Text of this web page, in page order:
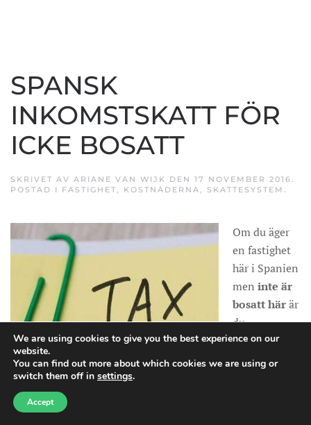
SPANSK
INKOMSTSKATT FÖR
ICKE BOSATT
SKRIVET AV ARIANE VAN WIJK DEN 17 NOVEMBER 2016.
POSTAD I FASTIGHET, KOSTNADERNA, SKATTESYSTEM .
Om du äger
en fastighet
här i Spanien
men inte är
bosatt härär
du
We are using cookies to give you the best experience on our
website.
You can find out more about which cookies we are using or
switch them off in settings.
Accept
Need help?